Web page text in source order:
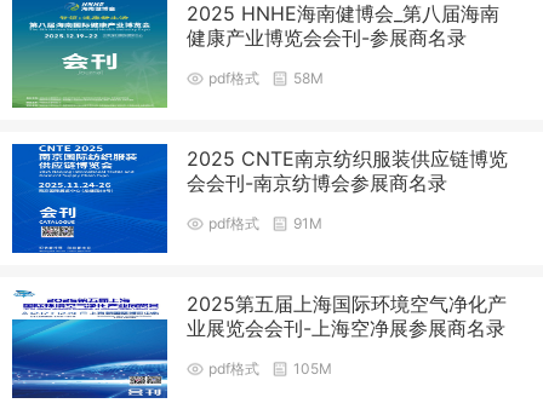
2025 HNHE海南健博会_第八届海南
健康产业博览会会刊-参展商名录
pdf格式 58M
2025 CNTE南京纺织服装供应链博览
会会刊-南京纺博会参展商名录
pdf格式 91M
2025第五届上海国际环境空气净化产
业展览会会刊-上海空净展参展商名录
pdf格式 105M